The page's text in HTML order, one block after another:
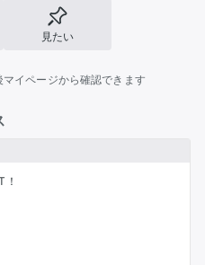
見たい
イページから確認できます